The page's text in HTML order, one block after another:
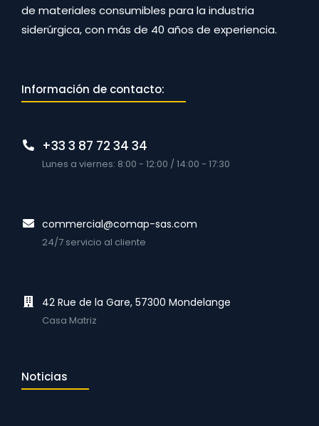
de materiales consumibles para la industria
siderúrgica, con más de 40 años de experiencia.
Información de contacto:
+33 3 87 72 34 34
Lunes a viernes: 8:00 - 12:00 / 14:00 - 17:30
commercial@comap-sas.com
24/7 servicio al cliente
42 Rue de la Gare, 57300 Mondelange
Casa Matriz
Noticias